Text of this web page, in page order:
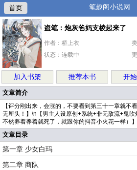
首页 笔趣阁小说网
盗笔：炮灰爸妈支棱起来了
作者：桥上衣
状态：连载中
加入书架 推荐本书 开
文章简介
【评分刚出来，会涨的，不要看到第三十一章就不
无厘头！】\n【男主人设原创+系统+非无敌流+鬼吹
不然养着养着就死了，就跟你的抖音小火花一样）
文章目录
第一章 少女白玛
第二章 商队